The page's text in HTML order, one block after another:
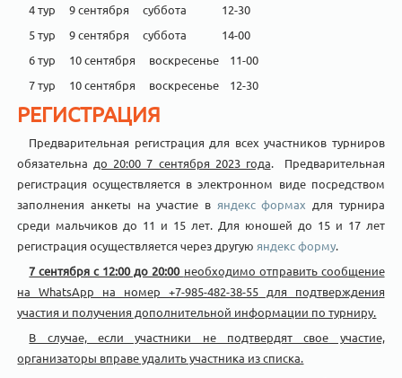
4 тур 9 сентября суббота 12-30
5 тур 9 сентября суббота 14-00
6 тур 10 сентября воскресенье 11-00
7 тур 10 сентября воскресенье 12-30
РЕГИСТРАЦИЯ
Предварительная регистрация для всех участников турниров
обязательна до 20:00 7 сентября 2023 года. Предварительная
регистрация осуществляется в электронном виде посредством
заполнения анкеты на участие в яндекс формах для турнира
среди мальчиков до 11 и 15 лет. Для юношей до 15 и 17 лет
регистрация осуществляется через другую яндекс форму.
7 сентября с 12:00 до 20:00 необходимо отправить сообщение
на WhatsApp на номер +7-985-482-38-55 для подтверждения
участия и получения дополнительной информации по турниру.
В случае, если участники не подтвердят свое участие,
организаторы вправе удалить участника из списка.